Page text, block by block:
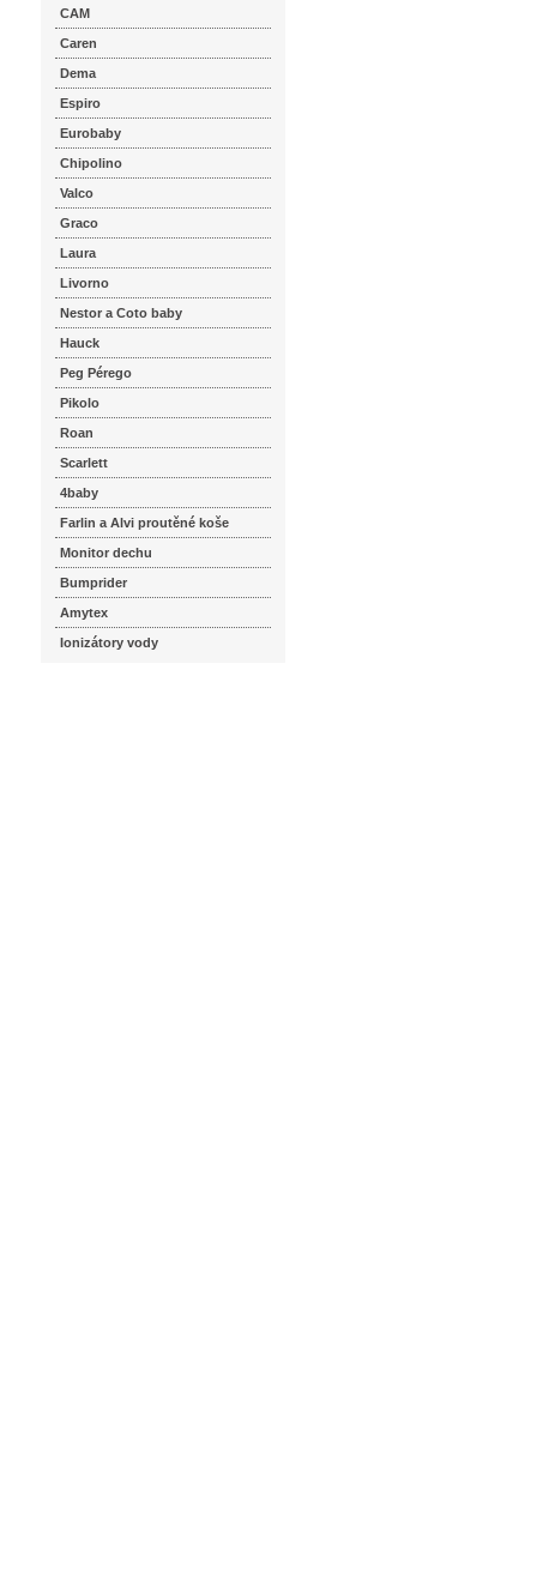
CAM
Caren
Dema
Espiro
Eurobaby
Chipolino
Valco
Graco
Laura
Livorno
Nestor a Coto baby
Hauck
Peg Pérego
Pikolo
Roan
Scarlett
4baby
Farlin a Alvi proutěné koše
Monitor dechu
Bumprider
Amytex
Ionizátory vody